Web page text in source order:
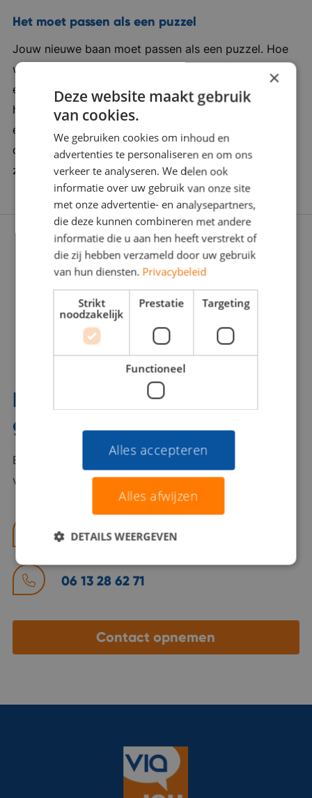
dagelijks met de lunch. Verder bieden zij
uitstekende secundaire arbeidsvoorwaarden,
vergoeding voor je telefoonabonnement, een
leaseauto die je ook privé mag rijden en een
goede pensioenregeling.
Het moet passen als een puzzel
Jouw nieuwe baan moet passen als een puzzel. Hoe
we daarachter komen, is een combinatie van kennis,
ervaring en een vleugje verleidingskracht. Want soms
heb je een duwtje in de rug nodig. Wij zijn er om je
een zinvolle carrièrestap te laten zetten. Daarom
doorgronden we jou én de werkgever stevig: Wat
zoeken jullie écht? Zijn jullie voor elkaar gemaakt?
Interesse? Benno helpt je
graag verder!
Bel of mail Benno met al jouw vragen. Benno staat
voor je klaar en helpt je graag!
benno@viajou.nl
06 13 28 62 71
Contact opnemen
×
Deze website maakt gebruik
van cookies.
We gebruiken cookies om inhoud en
advertenties te personaliseren en om ons
verkeer te analyseren. We delen ook
informatie over uw gebruik van onze site
met onze advertentie- en analysepartners,
die deze kunnen combineren met andere
informatie die u aan hen heeft verstrekt of
die zij hebben verzameld door uw gebruik
van hun diensten. Privacybeleid
Strikt
noodzakelijk
Prestatie Targeting
Functioneel
Alles accepteren
Alles afwijzen
DETAILS WEERGEVEN